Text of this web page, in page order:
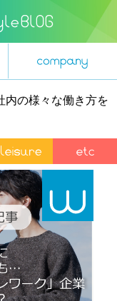
内の様々な働き方を